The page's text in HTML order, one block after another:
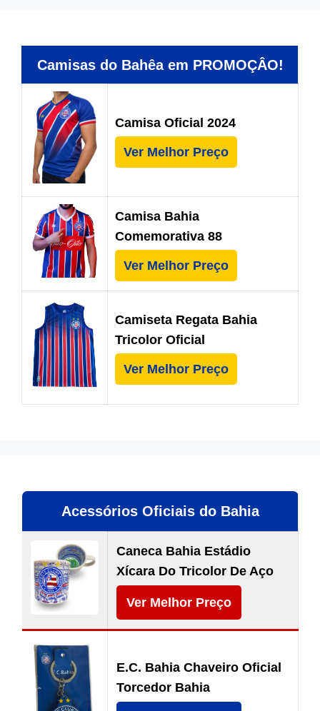
Camisas do Bahêa em PROMOÇÂO!
Camisa Oficial 2024
Ver Melhor Preço
Camisa Bahia
Comemorativa 88
Ver Melhor Preço
Camiseta Regata Bahia
Tricolor Oficial
Ver Melhor Preço
Acessórios Oficiais do Bahia
Caneca Bahia Estádio
Xícara Do Tricolor De Aço
Ver Melhor Preço
E.C. Bahia Chaveiro Oficial
Torcedor Bahia